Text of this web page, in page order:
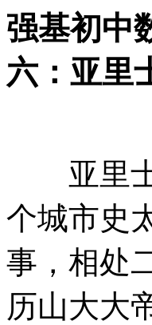
强基初中
六：亚里
亚里士
个城市史
事，相处
历山大大